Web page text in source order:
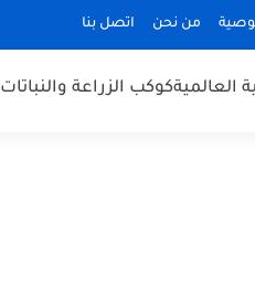
من نحن اتصل بنا
العالميةكوكب الزراعة والنباتات